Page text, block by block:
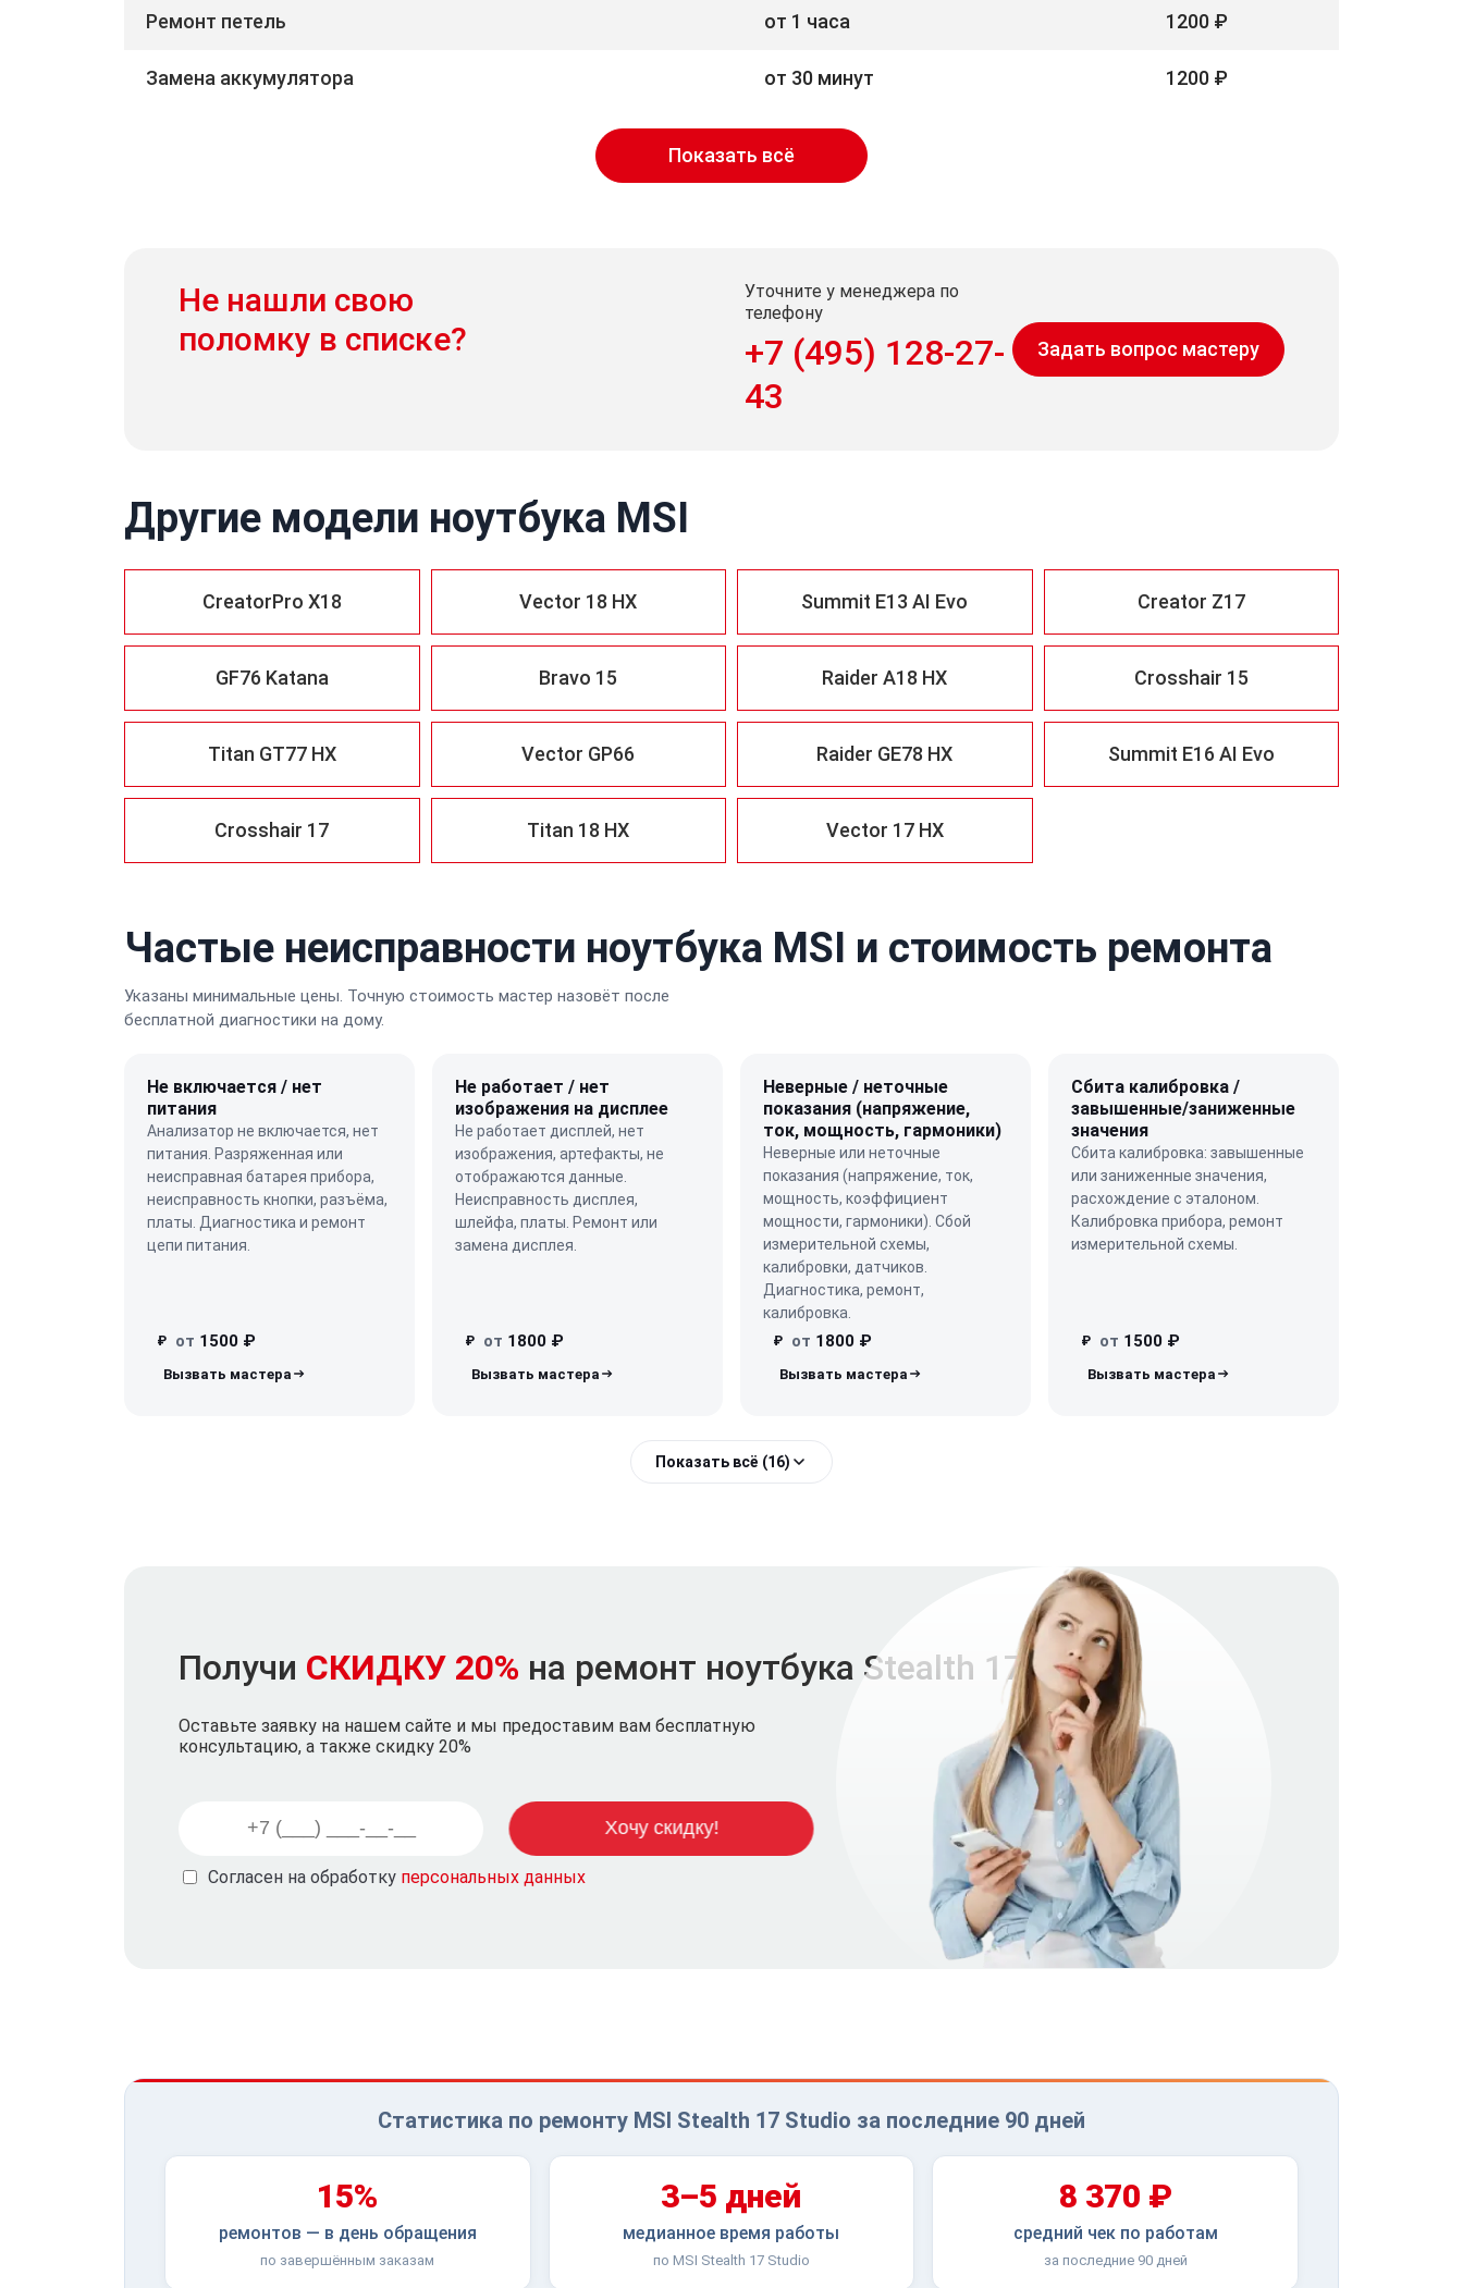
Ремонт петель от 1 часа 1200 ₽
Замена аккумулятора от 30 минут 1200 ₽
Показать всё
Не нашли свою
поломку в списке?
Уточните у менеджера по
телефону
+7 (495) 128-27-
43
Задать вопрос мастеру
Другие модели ноутбука MSI
CreatorPro X18 Vector 18 HX Summit E13 AI Evo Creator Z17
GF76 Katana Bravo 15 Raider A18 HX Crosshair 15
Titan GT77 HX Vector GP66 Raider GE78 HX Summit E16 AI Evo
Crosshair 17 Titan 18 HX Vector 17 HX
Частые неисправности ноутбука MSI и стоимость ремонта
Указаны минимальные цены. Точную стоимость мастер назовёт после
бесплатной диагностики на дому.
Не включается / нет
питания
Анализатор не включается, нет
питания. Разряженная или
неисправная батарея прибора,
неисправность кнопки, разъёма,
платы. Диагностика и ремонт
цепи питания.
₽ от 1500 ₽
Не работает / нет
изображения на дисплее
Не работает дисплей, нет
изображения, артефакты, не
отображаются данные.
Неисправность дисплея,
шлейфа, платы. Ремонт или
замена дисплея.
₽ от 1800 ₽
Неверные / неточные
показания (напряжение,
ток, мощность, гармоники)
Неверные или неточные
показания (напряжение, ток,
мощность, коэффициент
мощности, гармоники). Сбой
измерительной схемы,
калибровки, датчиков.
Диагностика, ремонт,
калибровка.
₽ от 1800 ₽
Сбита калибровка /
завышенные/заниженные
значения
Сбита калибровка: завышенные
или заниженные значения,
расхождение с эталоном.
Калибровка прибора, ремонт
измерительной схемы.
₽ от 1500 ₽
Показать всё (16)
Получи СКИДКУ 20% на ремонт ноутбука Stealth 17 Studio
Оставьте заявку на нашем сайте и мы предоставим вам бесплатную
консультацию, а также скидку 20%
Согласен на обработку персональных данных
Статистика по ремонту MSI Stealth 17 Studio за последние 90 дней
15%
ремонтов — в день обращения
по завершённым заказам
3–5 дней
медианное время работы
по MSI Stealth 17 Studio
8 370 ₽
средний чек по работам
за последние 90 дней